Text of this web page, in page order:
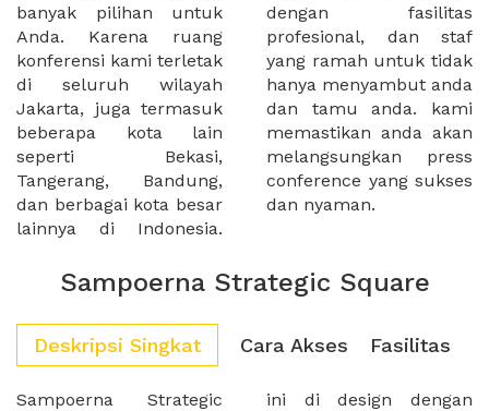
banyak pilihan untuk
Anda. Karena ruang
konferensi kami terletak
di seluruh wilayah
Jakarta, juga termasuk
beberapa kota lain
seperti Bekasi,
Tangerang, Bandung,
dan berbagai kota besar
lainnya di Indonesia.
dengan fasilitas
profesional, dan staf
yang ramah untuk tidak
hanya menyambut anda
dan tamu anda. kami
memastikan anda akan
melangsungkan press
conference yang sukses
dan nyaman.
Sampoerna Strategic Square
Deskripsi Singkat Cara Akses Fasilitas
Sampoerna Strategic
ini di design dengan